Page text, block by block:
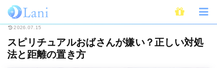
ホーム スピリチュアル スピリチュアルおばさんが嫌い？正しい対処法と
2026.07.15
スピリチュアルおばさんが嫌い？正しい対処
法と距離の置き方